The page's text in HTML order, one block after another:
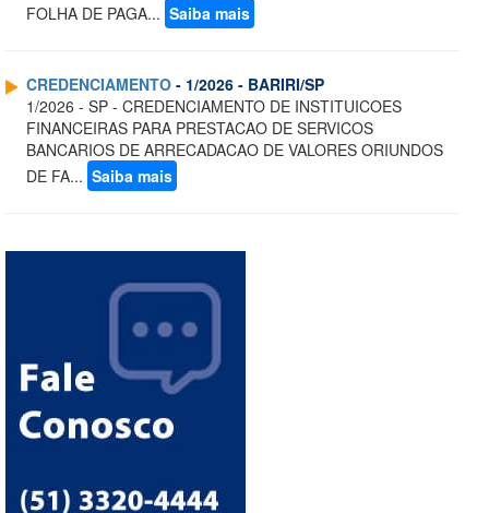
FOLHA DE PAGA... Saiba mais
CREDENCIAMENTO - 1/2026 - BARIRI/SP
1/2026 - SP - CREDENCIAMENTO DE INSTITUICOES
FINANCEIRAS PARA PRESTACAO DE SERVICOS
BANCARIOS DE ARRECADACAO DE VALORES ORIUNDOS
DE FA... Saiba mais